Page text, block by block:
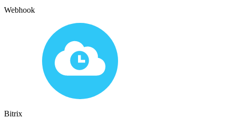
Webhook
Bitrix